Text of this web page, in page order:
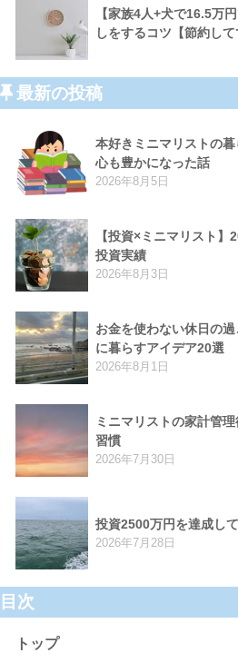
【家族4人+犬で16.5万
しをするコツ【節約して
最新の投稿
本好きミニマリストの
心も豊かになった話
2026年8月5日
【投資×ミニマリスト
投資実績
2026年8月3日
お金を使わない休日の
に暮らすアイデア20選
2026年8月1日
ミニマリストの家計管
習慣
2026年7月30日
投資2500万円を達成し
2026年7月28日
目次
トップ